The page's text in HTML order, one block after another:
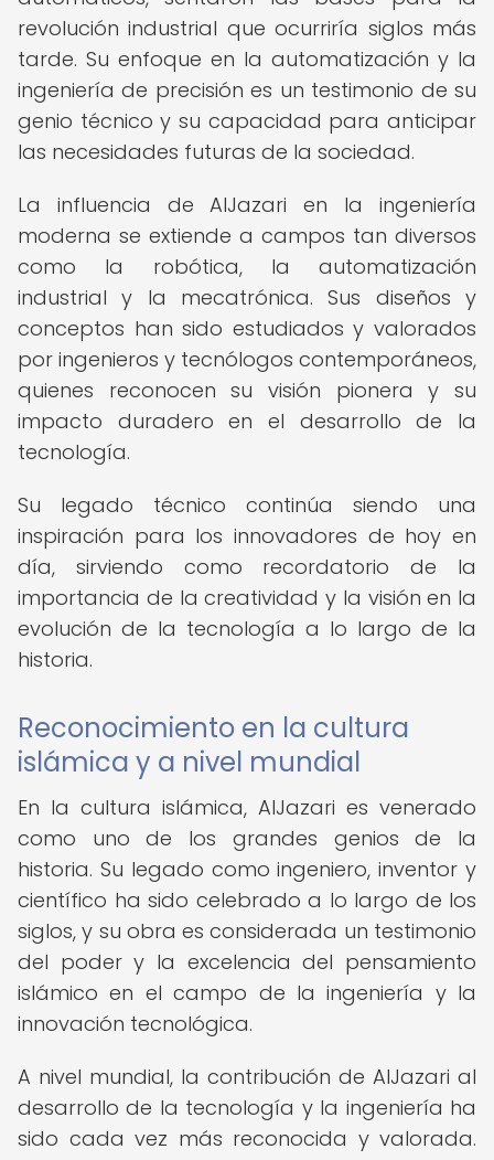
revolución industrial que ocurriría siglos más
tarde. Su enfoque en la automatización y la
ingeniería de precisión es un testimonio de su
genio técnico y su capacidad para anticipar
las necesidades futuras de la sociedad.
La influencia de AlJazari en la ingeniería
moderna se extiende a campos tan diversos
como la robótica, la automatización
industrial y la mecatrónica. Sus diseños y
conceptos han sido estudiados y valorados
por ingenieros y tecnólogos contemporáneos,
quienes reconocen su visión pionera y su
impacto duradero en el desarrollo de la
tecnología.
Su legado técnico continúa siendo una
inspiración para los innovadores de hoy en
día, sirviendo como recordatorio de la
importancia de la creatividad y la visión en la
evolución de la tecnología a lo largo de la
historia.
Reconocimiento en la cultura
islámica y a nivel mundial
En la cultura islámica, AlJazari es venerado
como uno de los grandes genios de la
historia. Su legado como ingeniero, inventor y
científico ha sido celebrado a lo largo de los
siglos, y su obra es considerada un testimonio
del poder y la excelencia del pensamiento
islámico en el campo de la ingeniería y la
innovación tecnológica.
A nivel mundial, la contribución de AlJazari al
desarrollo de la tecnología y la ingeniería ha
sido cada vez más reconocida y valorada.